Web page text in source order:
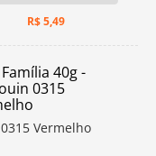
R$5,49
0315 Vermelho